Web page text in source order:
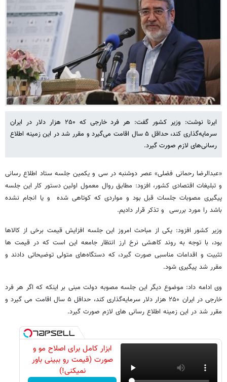
ایرنا نوشت: وزیر کشور گفت: هر فرد خارجی که ۲۵۰ هزار دلار در ایران
سرمایه‌گذاری کند، حداقل ۵ سال اقامت می‌گیرد و مقرر شد در این زمینه اطلاع
رسانی‌های لازم صورت گیرد.
«عبدالرضا رحمانی فضلی» عصر دوشنبه در سی و یکمین جلسه ستاد اطلاع رسانی
و تبلیغات اقتصادی کشور، افزود: مطابق روال معمول اولین دستور کار این جلسه
پیگیری مصوبات جلسات قبل بود و مواردی که کوتاهی شده و یا انجام نشده
باشد را مورد بررسی و تذکر قرار دادیم.
وزیر کشور افزود: یکی از مباحث امروز این جلسه افزایش قیمت برخی از کالاها
بود، با توجه به روند کاهشی نرخ ارز انتظار جامعه این است که در قیمت ها
تثبیت و اقدامات مناسبی صورت گیرد، که دستگاه‌های متولی توضیحاتی دادند و
مقرر شد پیگیری شود.
وی ادامه داد: موضوع دیگر این جلسه مصوبه دولت مبنی بر اینکه که اگر هر فرد
خارجی در ایران ۲۵۰ هزار دلار سرمایه‌گذاری کند، حداقل ۵ سال اقامت می گیرد و
مقرر شد در این زمینه اطلاع رسانی های لازم صورت گیرد.
ابزار کامل برای اصلاح مو و
صورت (قیمت رو ببینی باور
نمیکنی!)